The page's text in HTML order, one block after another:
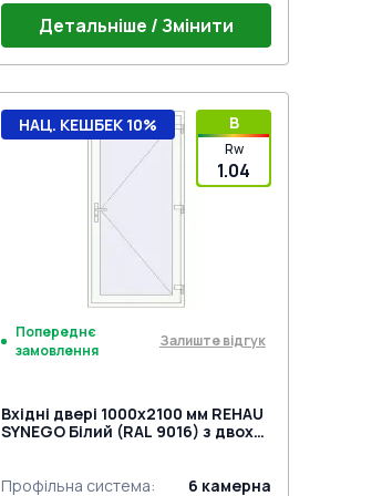
Детальніше / Змінити
Поріг 24mm (E60)
Дверний гарнітур HOPPE Liege
Дверна петля Dr.Hahn KTV 15-20
біла (Е60;BrD)
Замок на три точки (WILKA КРЮК;
привід від ручки) під нажимну ручку
B
Rw
1.04
НАЦ. КЕШБЕК 10%
Попереднє
замовлення
Залиште відгук
Вхідні двері 1000x2100 мм REHAU
SYNEGO Білий (RAL 9016) з двох
Профільна система: 6 камерна